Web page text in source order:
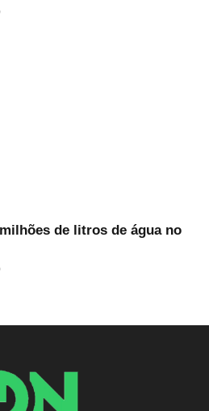
de litros de água no